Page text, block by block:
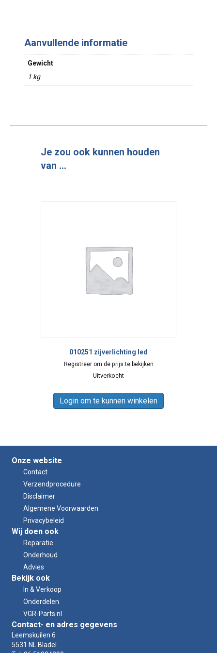
Aanvullende informatie
Gewicht
1 kg
Je zou ook kunnen houden
van …
010251 zijverlichting led
Registreer om de prijs te bekijken
Uitverkocht
Login om te kunnen winkelen
Onze website
Contact
Verzendprocedure
Disclaimer
Algemene Voorwaarden
Privacybeleid
Wij doen ook
Reparatie
Onderhoud
Advies
Bekijk ook
In & Verkoop
Onderdelen
VGR-Parts.nl
Contact- en adres gegevens
Leemskuilen 6
5531 NL Bladel